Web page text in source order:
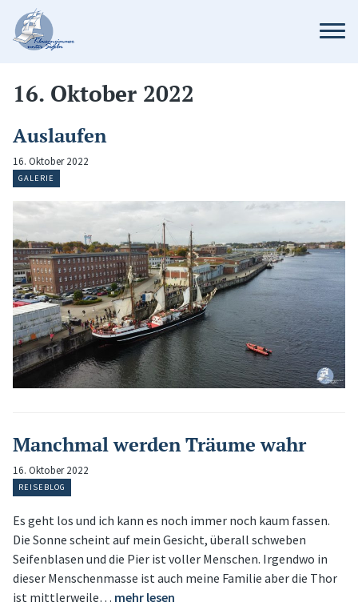
16. Oktober 2022
Auslaufen
16. Oktober 2022
GALERIE
Manchmal werden Träume wahr
16. Oktober 2022
REISEBLOG
Es geht los und ich kann es noch immer noch kaum fassen.
Die Sonne scheint auf mein Gesicht, überall schweben
Seifenblasen und die Pier ist voller Menschen. Irgendwo in
dieser Menschenmasse ist auch meine Familie aber die Thor
ist mittlerweile… mehr lesen